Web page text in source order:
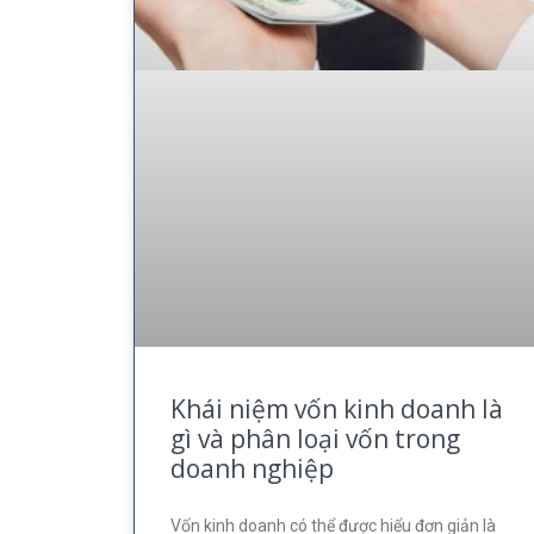
Khái niệm vốn kinh doanh là
gì và phân loại vốn trong
doanh nghiệp
Vốn kinh doanh có thể được hiểu đơn giản là